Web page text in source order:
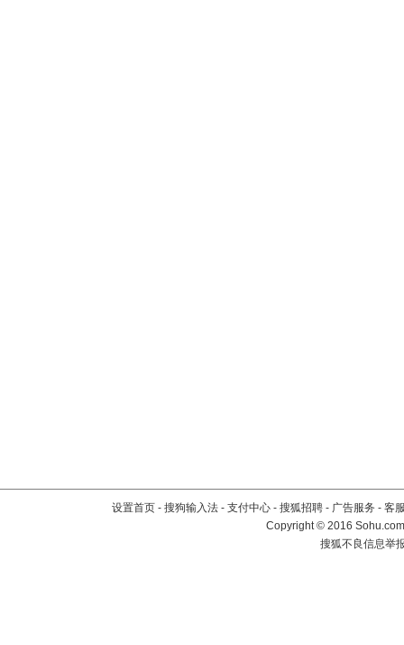
设置首页 - 搜狗输入法 - 支付中心 - 搜狐招聘 - 广告服务 - 客
Copyright©2016
搜狐不良信息举